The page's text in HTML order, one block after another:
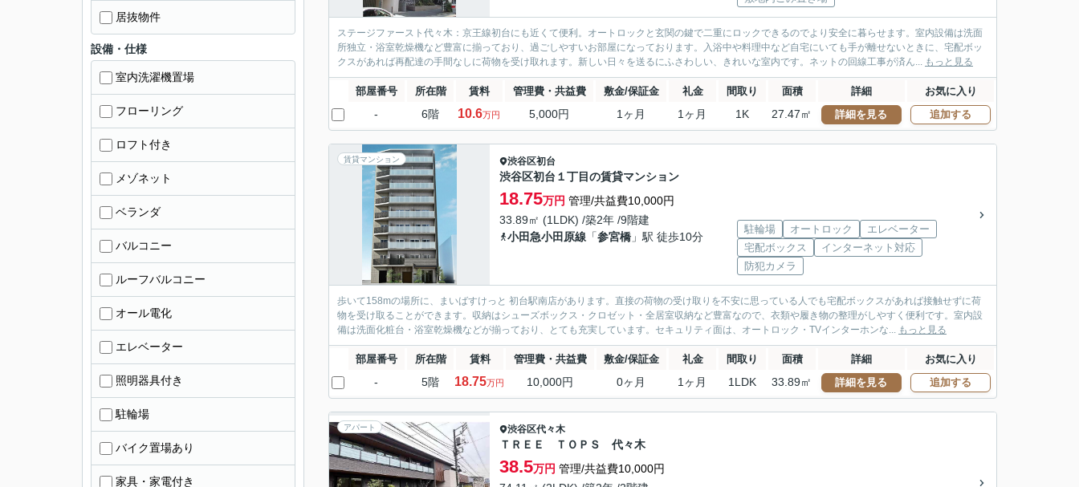
ステージファースト代々木：京王線初台にも近くて便利。オートロックと玄関の鍵で二重にロックできるのでより安全に暮らせます。室内設備は洗面
所独立・浴室乾燥機など豊富に揃っており、過ごしやすいお部屋になっております。入浴中や料理中など自宅にいても手が離せないときに、宅配ボッ
クスがあれば再配達の手間なしに荷物を受け取れます。新しい日々を送るにふさわしい、きれいな室内です。ネットの回線工事が済ん... もっと見る
部屋番号 所在階 賃料 管理費・共益費 敷金/保証金 礼金 間取り 面積 詳細 お気に入り
- 6階 10.6万円 5,000円 1ヶ月 1ヶ月 1K 27.47㎡ 詳細を見る 追加する
賃貸マンション 渋谷区初台
渋谷区初台１丁目の賃貸マンション
18.75万円 管理/共益費10,000円
33.89㎡ (1LDK) /築2年 /9階建
小田急小田原線 「参宮橋 」駅 徒歩10分
駐輪場 オートロック
エレベーター
宅配ボックス
インターネット対応
防犯カメラ
歩いて158mの場所に、まいばすけっと 初台駅南店があります。直接の荷物の受け取りを不安に思っている人でも宅配ボックスがあれば接触せずに荷
物を受け取ることができます。収納はシューズボックス・クロゼット・全居室収納など豊富なので、衣類や履き物の整理がしやすく便利です。室内設
備は洗面化粧台・浴室乾燥機などが揃っており、とても充実しています。セキュリティ面は、オートロック・TVインターホンな... もっと見る
部屋番号 所在階 賃料 管理費・共益費 敷金/保証金 礼金 間取り 面積 詳細 お気に入り
- 5階 18.75万円 10,000円 0ヶ月 1ヶ月 1LDK 33.89㎡ 詳細を見る 追加する
アパート 渋谷区代々木
ＴＲＥＥ ＴＯＰＳ 代々木
38.5万円 管理/共益費10,000円
居抜物件
設備・仕様
室内洗濯機置場
フローリング
ロフト付き
メゾネット
ベランダ
バルコニー
ルーフバルコニー
オール電化
エレベーター
照明器具付き
駐輪場
バイク置場あり
家具・家電付き